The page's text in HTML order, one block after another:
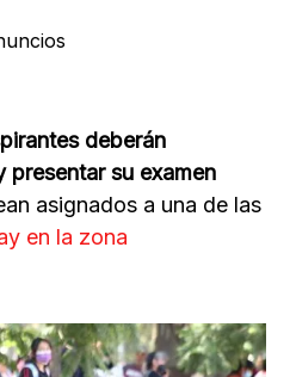
deberán
presentar su examen
asignados a una de las
en la zona